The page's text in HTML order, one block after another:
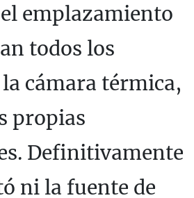
emplazamiento
todos los
cámara térmica,
propias
Definitivamente
ni la fuente de